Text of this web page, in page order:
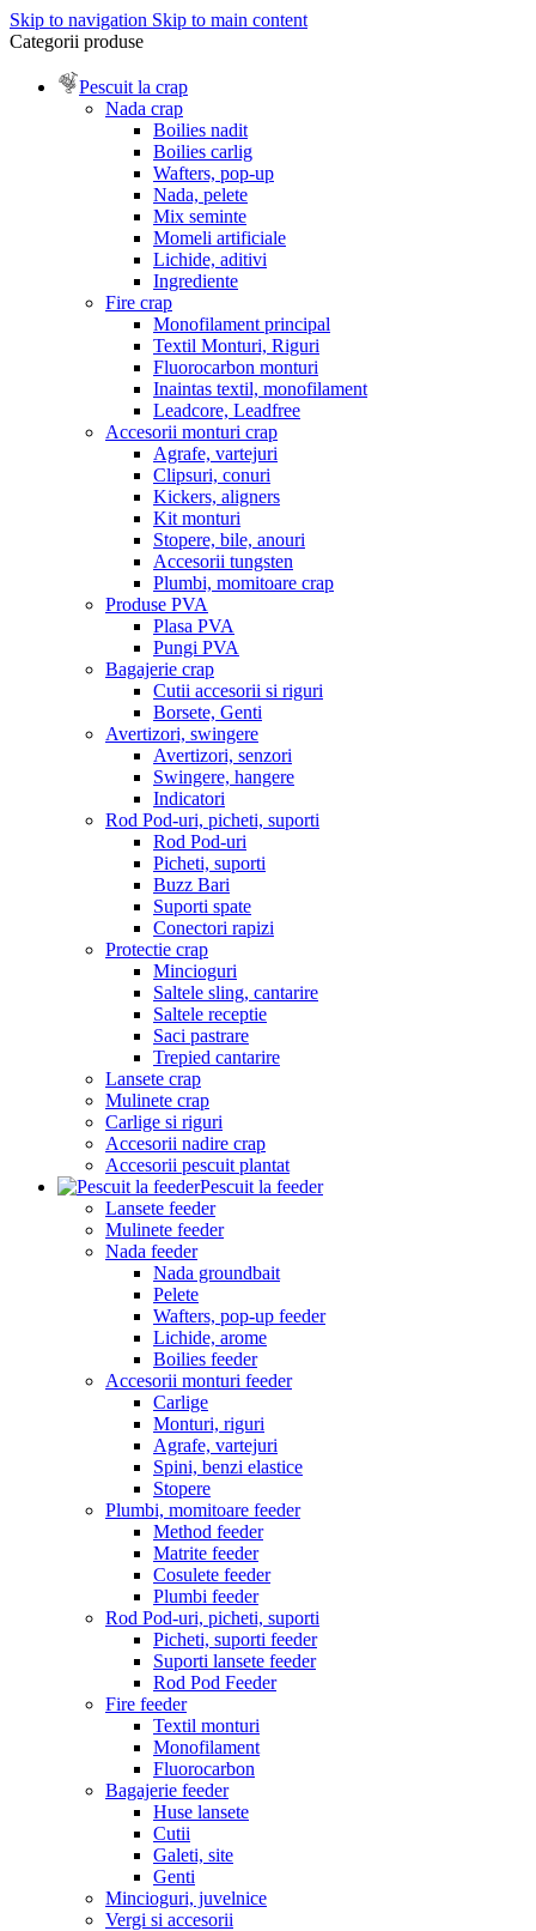
Skip to navigation Skip to main content
Categorii produse
Pescuit la crap
Nada crap
Boilies nadit
Boilies carlig
Wafters, pop-up
Nada, pelete
Mix seminte
Momeli artificiale
Lichide, aditivi
Ingrediente
Fire crap
Monofilament principal
Textil Monturi, Riguri
Fluorocarbon monturi
Inaintas textil, monofilament
Leadcore, Leadfree
Accesorii monturi crap
Agrafe, vartejuri
Clipsuri, conuri
Kickers, aligners
Kit monturi
Stopere, bile, anouri
Accesorii tungsten
Plumbi, momitoare crap
Produse PVA
Plasa PVA
Pungi PVA
Bagajerie crap
Cutii accesorii si riguri
Borsete, Genti
Avertizori, swingere
Avertizori, senzori
Swingere, hangere
Indicatori
Rod Pod-uri, picheti, suporti
Rod Pod-uri
Picheti, suporti
Buzz Bari
Suporti spate
Conectori rapizi
Protectie crap
Mincioguri
Saltele sling, cantarire
Saltele receptie
Saci pastrare
Trepied cantarire
Lansete crap
Mulinete crap
Carlige si riguri
Accesorii nadire crap
Accesorii pescuit plantat
Pescuit la feeder
Lansete feeder
Mulinete feeder
Nada feeder
Nada groundbait
Pelete
Wafters, pop-up feeder
Lichide, arome
Boilies feeder
Accesorii monturi feeder
Carlige
Monturi, riguri
Agrafe, vartejuri
Spini, benzi elastice
Stopere
Plumbi, momitoare feeder
Method feeder
Matrite feeder
Cosulete feeder
Plumbi feeder
Rod Pod-uri, picheti, suporti
Picheti, suporti feeder
Suporti lansete feeder
Rod Pod Feeder
Fire feeder
Textil monturi
Monofilament
Fluorocarbon
Bagajerie feeder
Huse lansete
Cutii
Galeti, site
Genti
Mincioguri, juvelnice
Vergi si accesorii